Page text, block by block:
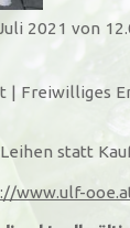
2021 von
| Freiwilliges
statt
www.ulf-